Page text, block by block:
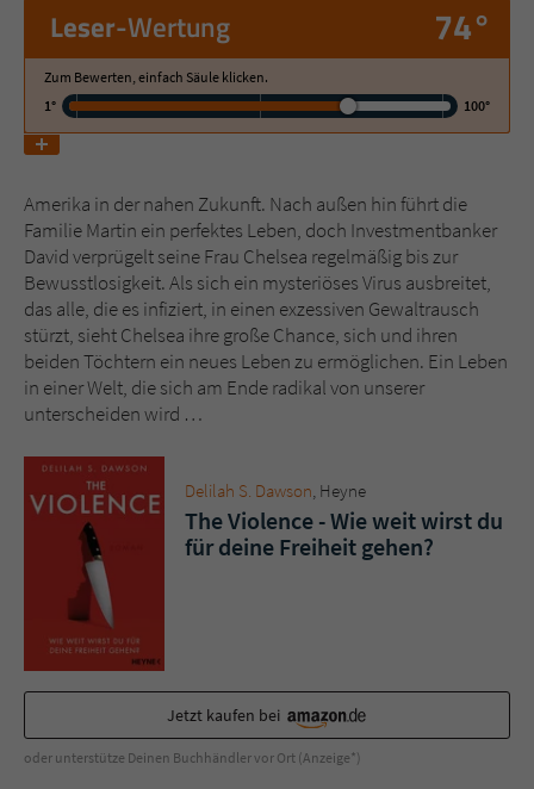
Leser-Wertung 74°
Zum Bewerten, einfach Säule klicken.
1°
100°
Amerika in der nahen Zukunft. Nach außen hin führt die
Familie Martin ein perfektes Leben, doch Investmentbanker
David verprügelt seine Frau Chelsea regelmäßig bis zur
Bewusstlosigkeit. Als sich ein mysteriöses Virus ausbreitet,
das alle, die es infiziert, in einen exzessiven Gewaltrausch
stürzt, sieht Chelsea ihre große Chance, sich und ihren
beiden Töchtern ein neues Leben zu ermöglichen. Ein Leben
in einer Welt, die sich am Ende radikal von unserer
unterscheiden wird …
Delilah S. Dawson , Heyne
The Violence - Wie weit wirst du
für deine Freiheit gehen?
Jetzt kaufen bei
oder unterstütze Deinen Buchhändler vor Ort (Anzeige*)
Name tx_pwcomments_ahash
Anbieter Literatur-Couch Medien GmbH & Co. KG
Zweck Cookie für Kommentare einzelner Buchtitel
Name fe_typo_user
Anbieter Literatur-Couch Medien GmbH & Co. KG
Laufzeit Session
Zweck
Kommunikation der Webseite mit dem
Benutzer. Es wird benötigt um z. B. den
Sicherheitscode des Kontaktformulars zu